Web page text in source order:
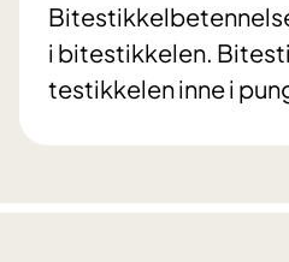
i bitestikkelen.
testikkelen inne i